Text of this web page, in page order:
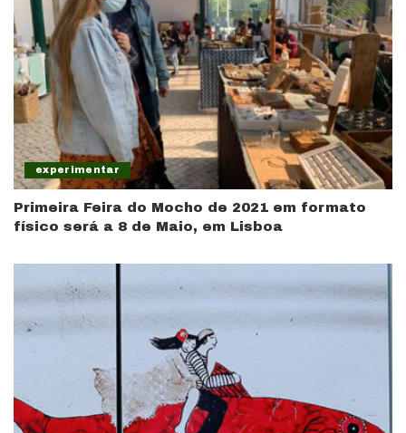
experimentar
Primeira Feira do Mocho de 2021 em formato
físico será a 8 de Maio, em Lisboa